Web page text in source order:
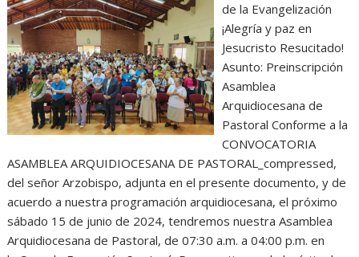
de la Evangelización
¡Alegría y paz en
Jesucristo Resucitado!
Asunto: Preinscripción
Asamblea
Arquidiocesana de
Pastoral Conforme a la
CONVOCATORIA
ASAMBLEA ARQUIDIOCESANA DE PASTORAL_compressed,
del señor Arzobispo, adjunta en el presente documento, y de
acuerdo a nuestra programación arquidiocesana, el próximo
sábado 15 de junio de 2024, tendremos nuestra Asamblea
Arquidiocesana de Pastoral, de 07:30 a.m. a 04:00 p.m. en